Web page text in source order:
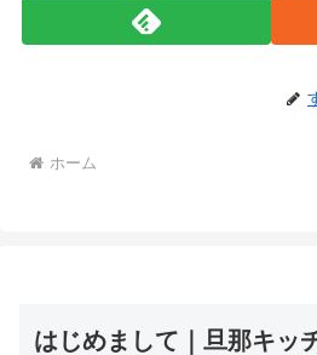
ホーム
はじめまして｜旦那キッ